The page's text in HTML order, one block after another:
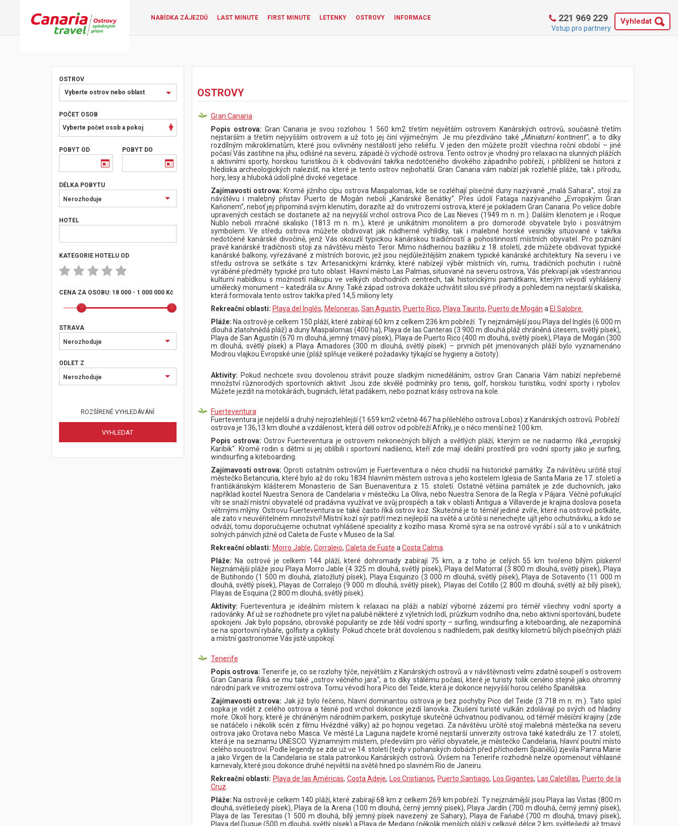
NABÍDKA ZÁJEZDŮ LAST MINUTE FIRST MINUTE LETENKY OSTROVY INFORMACE 221 969 229 Vyhledat
Vstup pro partnery
OSTROV
Vyberte
ostrov
nebo
oblast
Vyberte ostrov nebo oblast
POČET OSOB
Vyberte počet osob a pokoj
POBYT OD POBYT DO
DÉLKA POBYTU
Nerozhoduje
HOTEL
KATEGORIE HOTELU OD
CENA ZA OSOBU: 18 000 - 1 000 000 Kč
STRAVA
Nerozhoduje
ODLET Z
Nerozhoduje
ROZŠÍRENÉ VYHLEDÁVÁNÍ
OSTROVY
Gran Canaria
Popis ostrova: Gran Canaria je svou rozlohou 1 560 km2 třetím největším ostrovem Kanárských ostrovů, současně třetím
nejstarším a třetím nejvyšším ostrovem a už toto jej činí výjimečným. Je mu přezdíváno také „Miniaturní kontinent“, a to díky
rozdílným mikroklimatům, které jsou ovlivněny nestálostí jeho reliéfu. V jeden den můžete prožít všechna roční období – jiné
počasí Vás zastihne na jihu, odlišné na severu, západě či východě ostrova. Tento ostrov je vhodný pro relaxaci na slunných plážích
s aktivními sporty, horskou turistikou či k obdivování takřka nedotčeného divokého západního pobřeží, i přiblížení se historii z
hlediska archeologických nalezišť, na které je tento ostrov nejbohatší. Gran Canaria vám nabízí jak rozlehlé pláže, tak i přírodu,
hory, lesy a hluboká údolí plné divoké vegetace.
Zajímavosti ostrova: Kromě jižního cípu ostrova Maspalomas, kde se rozléhají písečné duny nazývané „malá Sahara“, stojí za
návštěvu i malebný přistav Puerto de Mogán neboli „Kanárské Benátky“. Přes údolí Fataga nazývaného „Evropským Gran
Kaňonem“, neboť jej připomíná svým klenutím, dorazíte až do vnitrozemí ostrova, které je pokladem Gran Canaria. Po velice dobře
upravených cestách se dostanete až na nejvyšší vrchol ostrova Pico de Las Nieves (1949 m n. m.). Dalším klenotem je i Roque
Nublo neboli mračné skalisko (1813 m n. m.), které je unikátním monolitem a pro domorodé obyvatele bylo i posvátným
symbolem. Ve středu ostrova můžete obdivovat jak nádherné vyhlídky, tak i malebné horské vesničky situované v takřka
nedotčené kanárské divočině, jenž Vás okouzlí typickou kanárskou tradičností a pohostinností místních obyvatel. Pro poznání
pravé kanárské tradičnosti stoji za návštěvu město Teror. Mimo nádhernou baziliku z 18. století, zde můžete obdivovat typické
kanárské balkony, vyřezávané z místních borovic, jež jsou nejdůležitějším znakem typické kanárské architektury. Na severu i ve
středu ostrova se setkáte s tzv. Artesanickými krámky, které nabízejí výběr místních vín, rumu, tradičních pochutin i ručně
vyráběné předměty typické pro tuto oblast. Hlavní město Las Palmas, situované na severu ostrova, Vás překvapí jak všestrannou
kulturní nabídkou s možností nákupu ve velkých obchodních centrech, tak historickými památkami, kterým vévodí vyhlášený
umělecký monument – katedrála sv. Anny. Také západ ostrova dokáže uchvátit silou své přírody a pohledem na nejstarší skaliska,
která formovala tento ostrov takřka před 14,5 miliony lety.
Rekreační oblasti: Playa del Inglés, Meloneras, San Agustín, Puerto Rico, Playa Taurito, Puerto de Mogán a El Salobre.
Pláže: Na ostrově je celkem 150 pláží, které zabírají 60 km z celkem 236 km pobřeží. Ty nejznámější jsou Playa del Inglés (6 000 m
dlouhá zlatohnědá pláž) a duny Maspalomas (400 ha), Playa de las Canteras (3 900 m dlouhá pláž chráněná útesem, světlý písek),
Playa de San Agustín (670 m dlouhá, jemný tmavý písek), Playa de Puerto Rico (400 m dlouhá, světlý písek), Playa de Mogán (300
m dlouhá, světlý písek) a Playa Amadores (300 m dlouhá, světlý písek) – prvních pět jmenovaných pláží bylo vyznamenáno
Modrou vlajkou Evropské unie (pláž splňuje veškeré požadavky týkající se hygieny a čistoty).
Aktivity: Pokud nechcete svou dovolenou strávit pouze sladkým nicneděláním, ostrov Gran Canaria Vám nabízí nepřeberné
množství různorodých sportovních aktivit. Jsou zde skvělé podmínky pro tenis, golf, horskou turistiku, vodní sporty i rybolov.
Můžete jezdit na motokárách, buginách, létat padákem, nebo poznat krásy ostrova na kole.
Fuerteventura
Fuerteventura je nejdelší a druhý nejrozlehlejší (1 659 km2 včetně 467 ha přilehlého ostrova Lobos) z Kanárských ostrovů. Pobřeží
ostrova je 136,13 km dlouhé a vzdálenost, která dělí ostrov od pobřeží Afriky, je o něco menší než 100 km.
Popis ostrova:Ostrov Fuerteventura je ostrovem nekonečných bílých a světlých pláží, kterým se ne nadarmo říká „evropský
Karibik“. Kromě rodin s dětmi si jej oblíbili i sportovní nadšenci, kteří zde mají ideální prostředí pro vodní sporty jako je surfing,
windsurfing a kiteboarding.
Zajímavosti ostrova:Oproti ostatním ostrovům je Fuerteventura o něco chudší na historické památky. Za návštěvu určitě stojí
městečko Betancuria, které bylo až do roku 1834 hlavním městem ostrova s jeho kostelem Iglesia de Santa Maria ze 17. století a
františkánským klášterem Monasterio de San Buenaventura z 15. století. Ostatně většina památek je zde duchovních, jako
například kostel Nuestra Senora de Candelaria v městečku La Oliva, nebo Nuestra Senora de la Regla v Pájara. Věčně pofukující
vítr se snaží místní obyvatelé od pradávna využívat ve svůj prospěch a tak v oblasti Antigua a Villaverde je krajina doslova poseta
větrnými mlýny. Ostrovu Fuerteventura se také často říká ostrov koz. Skutečně je to téměř jediné zvíře, které na ostrově potkáte,
ale zato v neuvěřitelném množství! Místní kozí sýr patří mezi nejlepší na světě a určitě si nenechejte ujít jeho ochutnávku, a kdo se
odváží, tomu doporučujeme ochutnat vyhlášené speciality z kozího masa. Kromě sýra se na ostrově vyrábí i sůl a to v unikátních
solných pánvích jižně od Caleta de Fuste v Museo de la Sal.
Rekreační oblasti: Morro Jable, Corralejo, Caleta de Fuste a Costa Calma
Pláže: Na ostrově je celkem 144 pláží, které dohromady zabírají 75 km, a z toho je celých 55 km tvořeno bílým pískem!
Nejznámější pláže jsou Playa Morro Jable (4 325 m dlouhá, světlý písek), Playa del Matorral (3 800 m dlouhá, světlý písek), Playa
de Butihondo (1 500 m dlouhá, zlatožlutý písek), Playa Esquinzo (3 000 m dlouhá, světlý písek), Playa de Sotavento (11 000 m
dlouhá, světlý písek), Playas de Corralejo (9 000 m dlouhá, světlý písek), Playas del Cotillo (2 800 m dlouhá, světlý až bílý písek),
Playas de Esquina (2 800 m dlouhá, světlý písek).
Aktivity: Fuerteventura je ideálním místem k relaxaci na pláži a nabízí výborné zázemí pro téměř všechny vodní sporty a
radovánky. Ať už se rozhodnete pro výlet na palubě některé z výletních lodí, průzkum vodního dna, nebo aktivní sportování, budete
spokojeni. Jak bylo popsáno, obrovské popularity se zde těší vodní sporty – surfing, windsurfing a kiteboarding, ale nezapomíná
se na sportovní rybáře, golfisty a cyklisty. Pokud chcete brát dovolenou s nadhledem, pak desítky kilometrů bílých písečných pláží
a místní gastronomie Vás jistě uspokojí.
Tenerife
Popis ostrova:Tenerife je, co se rozlohy týče, největším z Kanárských ostrovů a v návštěvnosti velmi zdatně soupeří s ostrovem
Gran Canaria. Říká se mu také „ostrov věčného jara“, a to díky stálému počasí, které je turisty tolik ceněno stejně jako ohromný
národní park ve vnitrozemí ostrova. Tomu vévodí hora Pico del Teide, která je dokonce nejvyšší horou celého Španělska.
Zajímavosti ostrova: Jak již bylo řečeno, hlavní dominantou ostrova je bez pochyby Pico del Teide (3 718 m n. m.). Tato spící
sopka je vidět z celého ostrova a těsně pod vrchol dokonce jezdí lanovka. Zkušení turisté vulkán zdolávají po svých od hladiny
moře. Okolí hory, které je chráněným národním parkem, poskytuje skutečně úchvatnou podívanou, od téměř měsíční krajiny (zde
se natáčelo i několik scén z filmu Hvězdné války) až po hojnou vegetaci. Za návštěvu určitě stojí malebná městečka na severu
ostrova jako Orotava nebo Masca. Ve městě La Laguna najdete kromě nejstarší univerzity ostrova také katedrálu ze 17. století,
která je na seznamu UNESCO. Významným místem, především pro věřící obyvatele, je městečko Candelaria, hlavní poutní místo
celého souostroví. Podle legendy se zde už ve 14. století (tedy v pohanských dobách před příchodem Španělů) zjevila Panna Marie
a jako Virgen de la Candelaria se stala patronkou Kanárských ostrovů. Ovšem na Tenerife rozhodně nelze opomenout věhlasné
karnevaly, které jsou dokonce druhé největší na světě hned po slavném Rio de Janeiru.
Rekreační oblasti: Playa de las Américas, Costa Adeje, Los Cristianos, Puerto Santiago, Los Gigantes, Las Caletillas, Puerto de la
Cruz
Pláže: Na ostrově je celkem 140 pláží, které zabírají 68 km z celkem 269 km pobřeží. Ty nejznámější jsou Playa las Vistas (800 m
dlouhá, světlešedý písek), Playa de la Arena (100 m dlouhá, černý jemný písek), Playa Jardín (700 m dlouhá, černý jemný písek),
Playa de las Teresitas (1 500 m dlouhá, bílý jemný písek navezený ze Sahary), Playa de Faňabé (700 m dlouhá, tmavý písek),
Playa del Duque (500 m dlouhá, světlý písek) a Playa de Medano (několik menších pláží v celkové délce 2 km, světlešedý až tmavý